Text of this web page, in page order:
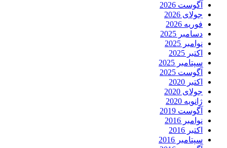
آگوست 2026
جولای 2026
فوریه 2026
دسامبر 2025
نوامبر 2025
اکتبر 2025
سپتامبر 2025
آگوست 2025
اکتبر 2020
جولای 2020
ژانویه 2020
آگوست 2019
نوامبر 2016
اکتبر 2016
سپتامبر 2016